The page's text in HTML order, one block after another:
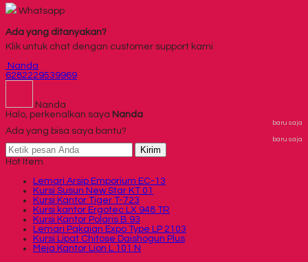
Whatsapp
Ada yang ditanyakan?
Klik untuk chat dengan customer support kami
Nanda
6282229539969
Nanda
Halo, perkenalkan saya Nanda
baru saja
Ada yang bisa saya bantu?
baru saja
Kirim
Hot Item
Lemari Arsip Emporium EC-13
Kursi Susun New Star KT 01
Kursi Kantor Tiger T-723
Kursi kantor Ergotec LX 948 TR
Kursi Kantor Polaris B 93
Lemari Pakaian Expo Type LP 2103
Kursi Lipat Chitose Daishogun Plus
Meja Kantor Lion L 101 N